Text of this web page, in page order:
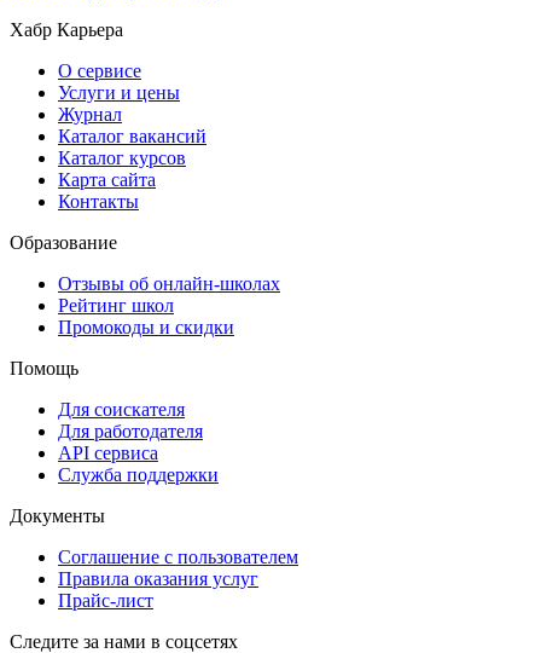
Хабр Карьера
О сервисе
Услуги и цены
Журнал
Каталог вакансий
Каталог курсов
Карта сайта
Контакты
Образование
Отзывы об онлайн-школах
Рейтинг школ
Промокоды и скидки
Помощь
Для соискателя
Для работодателя
API сервиса
Служба поддержки
Документы
Соглашение с пользователем
Правила оказания услуг
Прайс-лист
Следите за нами в соцсетях